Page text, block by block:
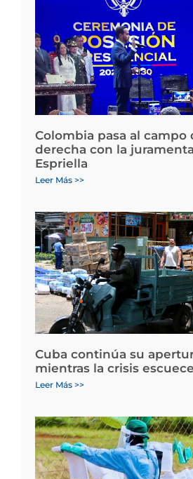
Colombia pasa al campo
derecha con la
Espriella
Leer Más >>
Cuba continúa su
mientras la crisis
Leer Más >>